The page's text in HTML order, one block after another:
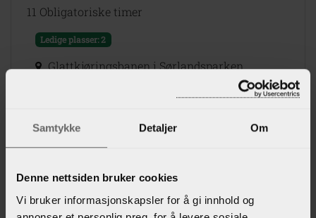
Samtykke Detaljer Om
Denne nettsiden bruker cookies
Vi bruker informasjonskapsler for å gi innhold og
11 Obligatoriske timer
Ledige plasser: 2
Glattkjøringsbanen i Sørlandsparken
Man, 31.08.26
08:00 - 16:15